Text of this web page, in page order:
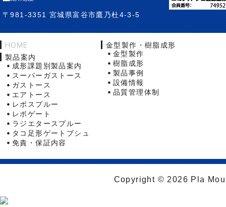
〒981-3351 宮城県富谷市鷹乃杜4-3-5
HOME
製品案内
成形課題別製品案内
スーパーガストース
ガストース
エアトース
レボスプルー
レボゲート
ラジエタースプルー
タコ足形ゲートブシュ
免責・保証内容
金型製作・樹脂成形
金型製作
樹脂成形
製品事例
設備情報
品質管理体制
Copyright © 2026 Pla